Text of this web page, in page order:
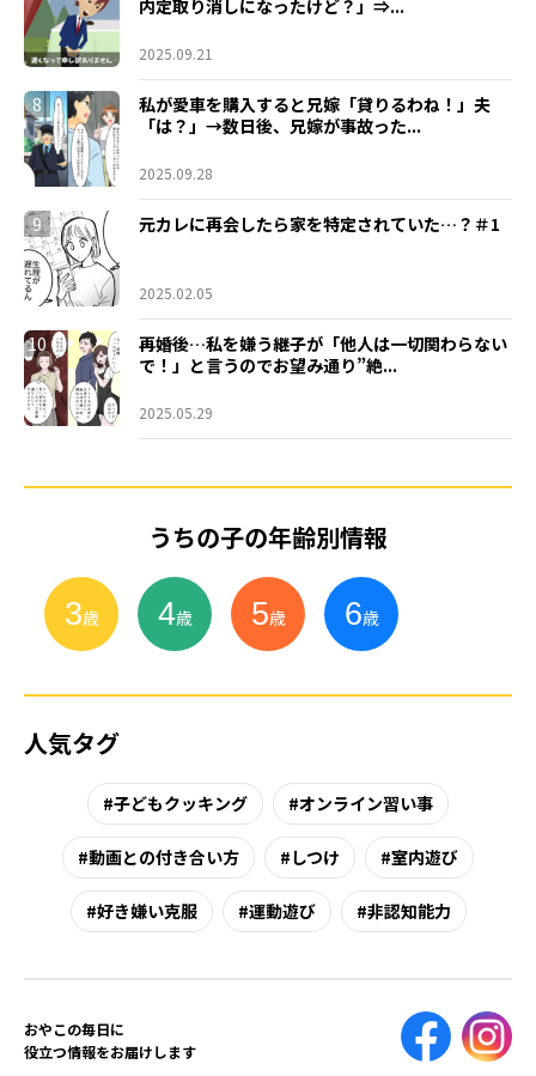
内定取り消しになったけど？」⇒...
2025.09.21
8
私が愛車を購入すると兄嫁「貸りるわね！」夫
「は？」→数日後、兄嫁が事故った...
2025.09.28
9 元カレに再会したら家を特定されていた…？＃1
2025.02.05
10
再婚後…私を嫌う継子が「他人は一切関わらない
で！」と言うのでお望み通り”絶...
2025.05.29
うちの子の年齢別情報
3歳 4歳 5歳 6歳
人気タグ
子どもクッキング オンライン習い事
動画との付き合い方 しつけ 室内遊び
好き嫌い克服 運動遊び 非認知能力
おやこの毎日に
役立つ情報をお届けします